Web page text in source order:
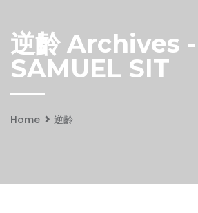
逆齡 Archives -
SAMUEL SIT
Home 逆齡